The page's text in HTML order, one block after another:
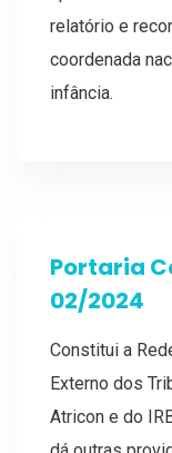
relatório e
coordenada
infância.
Portaria
02/2024
Constitui a
Externo dos
Atricon e do